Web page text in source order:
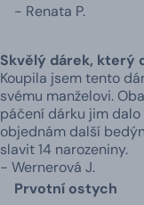
- Renata P.
Skvělý dárek, který
Koupila jsem tento
svému manželovi.
páčení dárku jim dalo
objednám další
slavit 14 narozeniny.
- Wernerová J.
Prvotní ostych